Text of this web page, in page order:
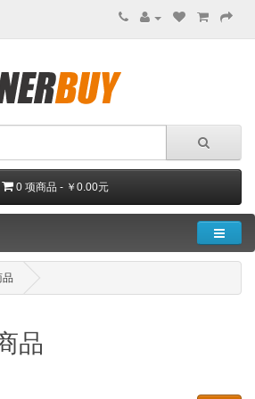
0 项商品 - ￥0.00元
品
品